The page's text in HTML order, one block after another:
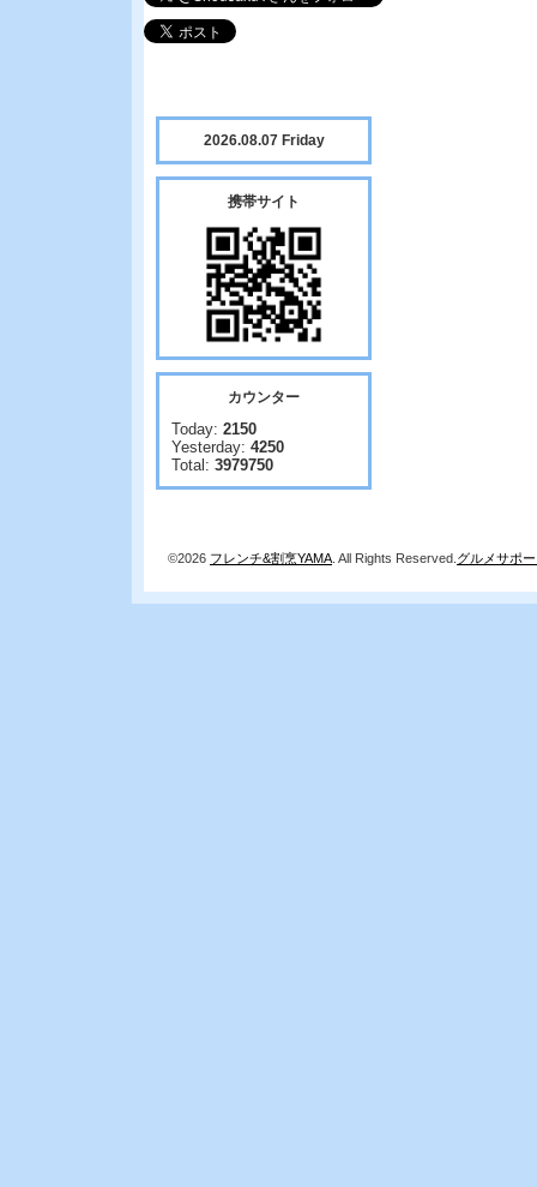
2026.08.07 Friday
携帯サイト
カウンター
Today: 2150
Yesterday: 4250
Total: 3979750
©2026 フレンチ&割烹YAMA . All Rights Reserved. グルメサポ